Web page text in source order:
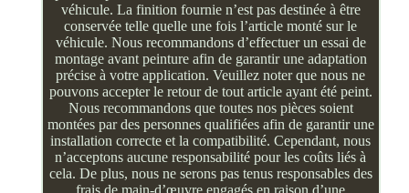
véhicule. La finition fournie n’est pas destinée à être
conservée telle quelle une fois l’article monté sur le
véhicule. Nous recommandons d’effectuer un essai de
montage avant peinture afin de garantir une adaptation
précise à votre application. Veuillez noter que nous ne
pouvons accepter le retour de tout article ayant été peint.
Nous recommandons que toutes nos pièces soient
montées par des personnes qualifiées afin de garantir une
installation correcte et la compatibilité. Cependant, nous
n’acceptons aucune responsabilité pour les coûts liés à
cela. De plus, nous ne serons pas tenus responsables des